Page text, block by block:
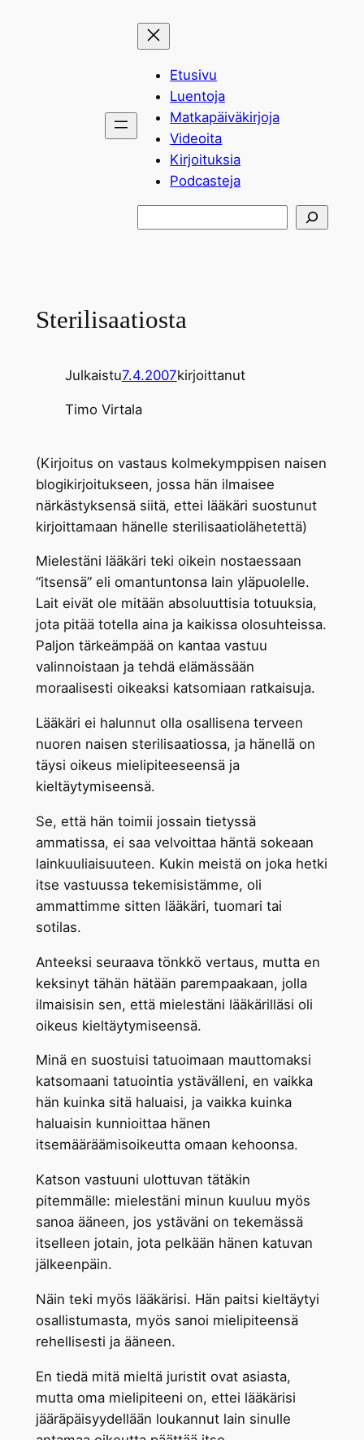
Etusivu
Luentoja
Matkapäiväkirjoja
Videoita
Kirjoituksia
Podcasteja
Sterilisaatiosta
Julkaistu7.4.2007kirjoittanut
Timo Virtala
(Kirjoitus on vastaus kolmekymppisen naisen
blogikirjoitukseen, jossa hän ilmaisee
närkästyksensä siitä, ettei lääkäri suostunut
kirjoittamaan hänelle sterilisaatiolähetettä)
Mielestäni lääkäri teki oikein nostaessaan
“itsensä” eli omantuntonsa lain yläpuolelle.
Lait eivät ole mitään absoluuttisia totuuksia,
jota pitää totella aina ja kaikissa olosuhteissa.
Paljon tärkeämpää on kantaa vastuu
valinnoistaan ja tehdä elämässään
moraalisesti oikeaksi katsomiaan ratkaisuja.
Lääkäri ei halunnut olla osallisena terveen
nuoren naisen sterilisaatiossa, ja hänellä on
täysi oikeus mielipiteeseensä ja
kieltäytymiseensä.
Se, että hän toimii jossain tietyssä
ammatissa, ei saa velvoittaa häntä sokeaan
lainkuuliaisuuteen. Kukin meistä on joka hetki
itse vastuussa tekemisistämme, oli
ammattimme sitten lääkäri, tuomari tai
sotilas.
Anteeksi seuraava tönkkö vertaus, mutta en
keksinyt tähän hätään parempaakaan, jolla
ilmaisisin sen, että mielestäni lääkärilläsi oli
oikeus kieltäytymiseensä.
Minä en suostuisi tatuoimaan mauttomaksi
katsomaani tatuointia ystävälleni, en vaikka
hän kuinka sitä haluaisi, ja vaikka kuinka
haluaisin kunnioittaa hänen
itsemääräämisoikeutta omaan kehoonsa.
Katson vastuuni ulottuvan tätäkin
pitemmälle: mielestäni minun kuuluu myös
sanoa ääneen, jos ystäväni on tekemässä
itselleen jotain, jota pelkään hänen katuvan
jälkeenpäin.
Näin teki myös lääkärisi. Hän paitsi kieltäytyi
osallistumasta, myös sanoi mielipiteensä
rehellisesti ja ääneen.
En tiedä mitä mieltä juristit ovat asiasta,
mutta oma mielipiteeni on, ettei lääkärisi
jääräpäisyydellään loukannut lain sinulle